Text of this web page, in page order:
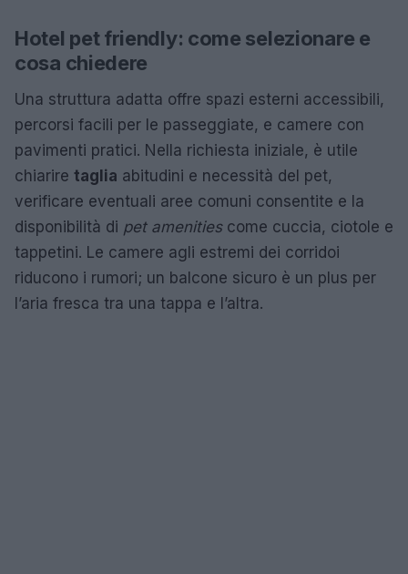
Hotel pet friendly: come selezionare e
cosa chiedere
Una struttura adatta offre spazi esterni accessibili,
percorsi facili per le passeggiate, e camere con
pavimenti pratici. Nella richiesta iniziale, è utile
chiarire taglia abitudini e necessità del pet,
verificare eventuali aree comuni consentite e la
disponibilità di pet amenitiescome cuccia, ciotole e
tappetini. Le camere agli estremi dei corridoi
riducono i rumori; un balcone sicuro è un plus per
l’aria fresca tra una tappa e l’altra.